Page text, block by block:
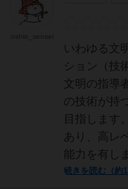
いわゆる文
ション（技
文明の指導
の技術が持
目指します
あり、高レ
能力を有し
続きを読む（約